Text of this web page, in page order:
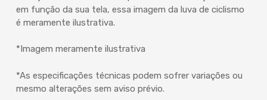
em função da sua tela, essa imagem da luva de ciclismo
é meramente ilustrativa.
*Imagem meramente ilustrativa
*As especificações técnicas podem sofrer variações ou
mesmo alterações sem aviso prévio.